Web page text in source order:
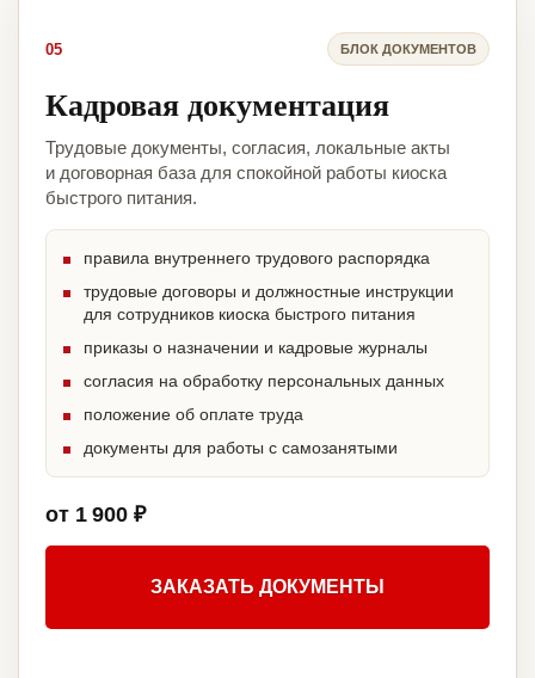
05 БЛОК ДОКУМЕНТОВ
Кадровая документация
Трудовые документы, согласия, локальные акты
и договорная база для спокойной работы киоска
быстрого питания.
правила внутреннего трудового распорядка
трудовые договоры и должностные инструкции
для сотрудников киоска быстрого питания
приказы о назначении и кадровые журналы
согласия на обработку персональных данных
положение об оплате труда
документы для работы с самозанятыми
от 1 900 ₽
ЗАКАЗАТЬ ДОКУМЕНТЫ